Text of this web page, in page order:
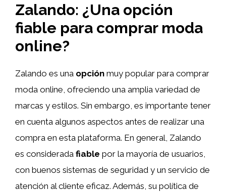
Zalando: ¿Una opción
fiable para comprar moda
online?
Zalando es una opción muy popular para comprar
moda online, ofreciendo una amplia variedad de
marcas y estilos. Sin embargo, es importante tener
en cuenta algunos aspectos antes de realizar una
compra en esta plataforma. En general, Zalando
es considerada fiable por la mayoría de usuarios,
con buenos sistemas de seguridad y un servicio de
atención al cliente eficaz. Además, su política de